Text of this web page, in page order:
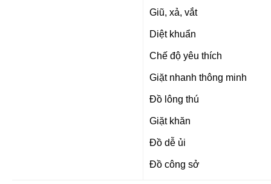
Giũ, xả, vắt
Diệt khuẩn
Chế độ yêu thích
Giặt nhanh thông minh
Đồ lông thú
Giặt khăn
Đồ dễ ủi
Đồ công sở